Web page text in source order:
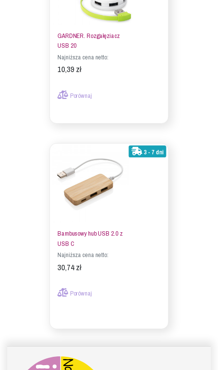
GARDNER. Rozgałęziacz
USB 20
Najniższa cena netto:
10,39 zł
Porównaj
3 - 7 dni
Bambusowy hub USB 2.0 z
USB C
Najniższa cena netto:
30,74 zł
Porównaj